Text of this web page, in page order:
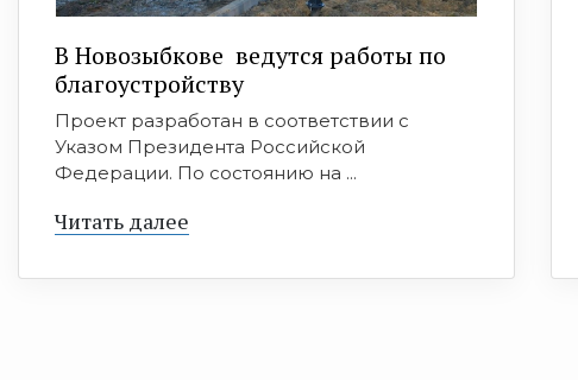
В Новозыбкове ведутся работы по
благоустройству
Проект разработан в соответствии с
Указом Президента Российской
Федерации. По состоянию на ...
Читать далее